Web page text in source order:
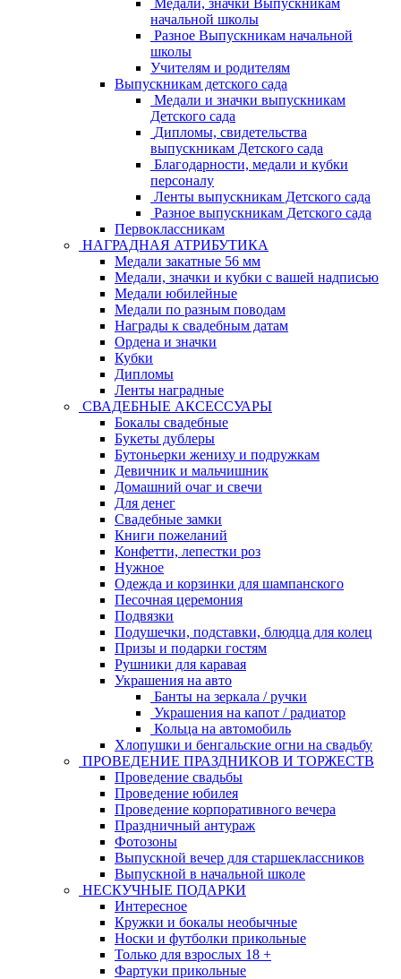
Медали, значки Выпускникам
начальной школы
Разное Выпускникам начальной
школы
Учителям и родителям
Выпускникам детского сада
Медали и значки выпускникам
Детского сада
Дипломы, свидетельства
выпускникам Детского сада
Благодарности, медали и кубки
персоналу
Ленты выпускникам Детского сада
Разное выпускникам Детского сада
Первоклассникам
НАГРАДНАЯ АТРИБУТИКА
Медали закатные 56 мм
Медали, значки и кубки с вашей надписью
Медали юбилейные
Медали по разным поводам
Награды к свадебным датам
Ордена и значки
Кубки
Дипломы
Ленты наградные
СВАДЕБНЫЕ АКСЕССУАРЫ
Бокалы свадебные
Букеты дублеры
Бутоньерки жениху и подружкам
Девичник и мальчишник
Домашний очаг и свечи
Для денег
Свадебные замки
Книги пожеланий
Конфетти, лепестки роз
Нужное
Одежда и корзинки для шампанского
Песочная церемония
Подвязки
Подушечки, подставки, блюдца для колец
Призы и подарки гостям
Рушники для каравая
Украшения на авто
Банты на зеркала / ручки
Украшения на капот / радиатор
Кольца на автомобиль
Хлопушки и бенгальские огни на свадьбу
ПРОВЕДЕНИЕ ПРАЗДНИКОВ И ТОРЖЕСТВ
Проведение свадьбы
Проведение юбилея
Проведение корпоративного вечера
Праздничный антураж
Фотозоны
Выпускной вечер для старшеклассников
Выпускной в начальной школе
НЕСКУЧНЫЕ ПОДАРКИ
Интересное
Кружки и бокалы необычные
Носки и футболки прикольные
Только для взрослых 18 +
Фартуки прикольные